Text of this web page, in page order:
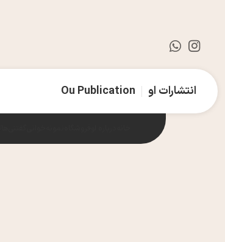
انتشارات او Ou Publication